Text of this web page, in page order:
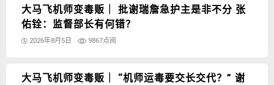
大马飞机师变毒贩｜ 批谢瑞詹急护主是非不分 张
佑铨：监督部长有何错？
2026年8月5日 9867点阅
大马飞机师变毒贩｜ “机师运毒要交长交代？” 谢